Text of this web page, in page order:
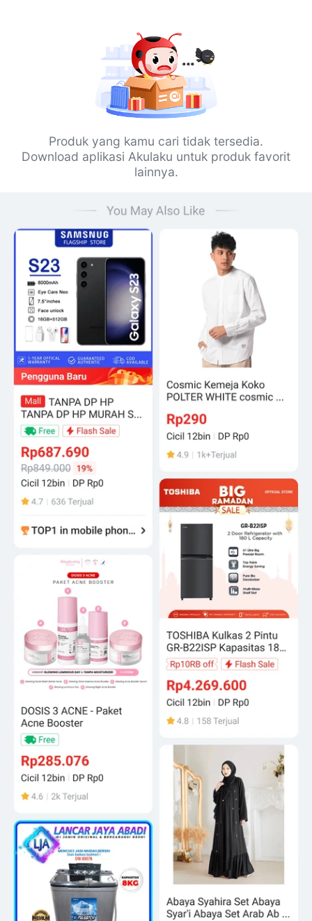
Produk yang kamu cari tidak tersedia.
Download aplikasi Akulaku untuk produk favorit
lainnya.